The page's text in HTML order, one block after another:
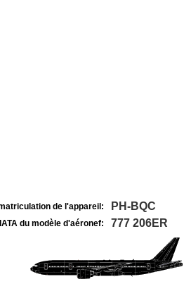
de l'appareil: PH-BQC
du modèle d'aéronef: 777 206ER